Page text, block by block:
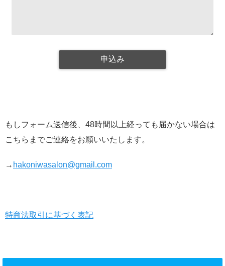
もしフォーム送信後、48時間以上経っても届かない場合は
こちらまでご連絡をお願いいたします。
→ hakoniwasalon@gmail.com
特商法取引に基づく表記